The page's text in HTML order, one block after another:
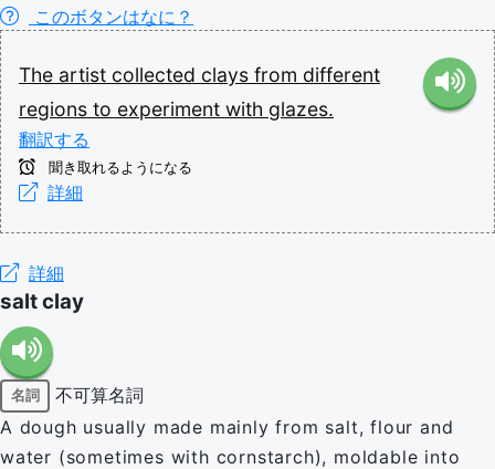
このボタンはなに？
The artist collected clays from different
regions to experiment with glazes.
翻訳する
聞き取れるようになる
詳細
詳細
salt clay
名詞
不可算名詞
A dough usually made mainly from salt, flour and
water (sometimes with cornstarch), moldable into